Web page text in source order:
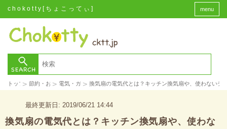
chokotty[ちょこってぃ] menu
トップ> 節約・お金
> 電気・ガス
> 換気扇の電気代とは？キッチン換気扇や、使わないデ
最終更新日: 2019/06/21 14:44
換気扇の電気代とは？キッチン換気扇や、使わな